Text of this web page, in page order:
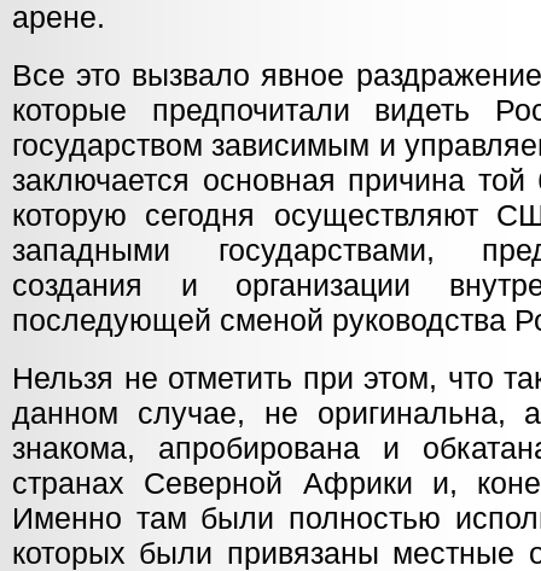
арене.
Все это вызвало явное
которые предпочитали видеть
государством зависимым и
заключается основная причина той
которую сегодня осуществляют
западными государствами,
создания и организации
последующей сменой руководства
Нельзя не отметить при этом, что
данном случае, не оригинальна,
знакома, апробирована и
странах Северной Африки и,
Именно там были полностью
которых были привязаны местные